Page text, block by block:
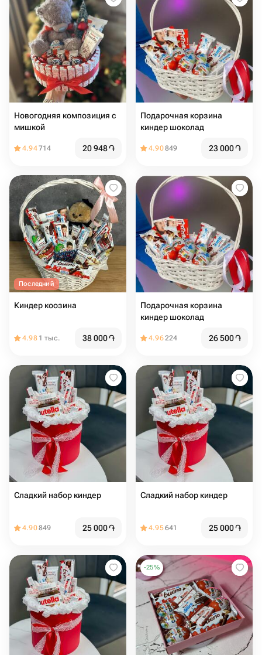
Новогодняя композиция с
мишкой
4.94714 20 948֏
Подарочная корзина
киндер шоколад
4.90849 23 000֏
Последний
Киндер коозина
4.98 1 тыс. 38 000֏
Подарочная корзина
киндер шоколад
4.96224 26 500֏
Сладкий набор киндер
4.90849 25 000֏
Сладкий набор киндер
4.95641 25 000֏
-25%